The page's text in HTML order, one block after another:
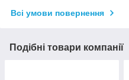
Всі умови повернення
Подібні товари компанії